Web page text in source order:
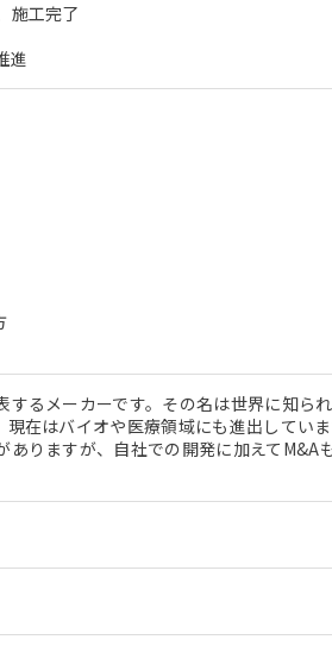
施工完了
進
るメーカーです。その名は世界に知られ
在はバイオや医療領域にも進出してい
りますが、自社での開発に加えてM&A